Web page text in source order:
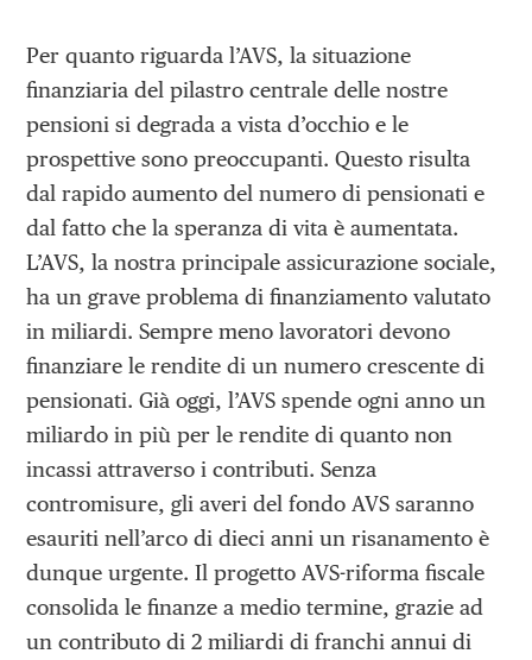
Per quanto riguarda l’AVS, la situazione
finanziaria del pilastro centrale delle nostre
pensioni si degrada a vista d’occhio e le
prospettive sono preoccupanti. Questo risulta
dal rapido aumento del numero di pensionati e
dal fatto che la speranza di vita è aumentata.
L’AVS, la nostra principale assicurazione sociale,
ha un grave problema di finanziamento valutato
in miliardi. Sempre meno lavoratori devono
finanziare le rendite di un numero crescente di
pensionati. Già oggi, l’AVS spende ogni anno un
miliardo in più per le rendite di quanto non
incassi attraverso i contributi. Senza
contromisure, gli averi del fondo AVS saranno
esauriti nell’arco di dieci anni un risanamento è
dunque urgente. Il progetto AVS-riforma fiscale
consolida le finanze a medio termine, grazie ad
un contributo di 2 miliardi di franchi annui di